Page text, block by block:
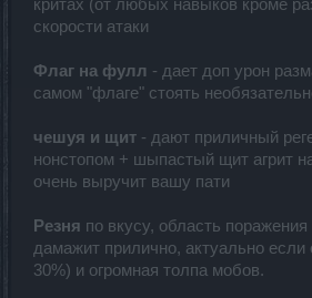
критах (от любых навыков кроме
скорости атаки
Флаг на фулл - дает доп урон
самом "флаге" стоять
чешуя и щит - дают приличный
нонстопом + шыпастый щит агрит
очень выручит вашу пати
Резня по вкусу, область
дамажит прилично, актуально если
30%) и огромная толпа мобов.